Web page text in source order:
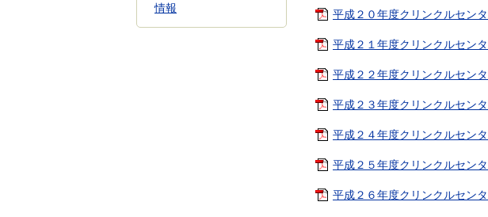
平成２０年度クリンクルセン
平成２１年度クリンクルセン
平成２２年度クリンクルセン
平成２３年度クリンクルセン
平成２４年度クリンクルセン
平成２５年度クリンクルセン
平成２６年度クリンクルセン
情報